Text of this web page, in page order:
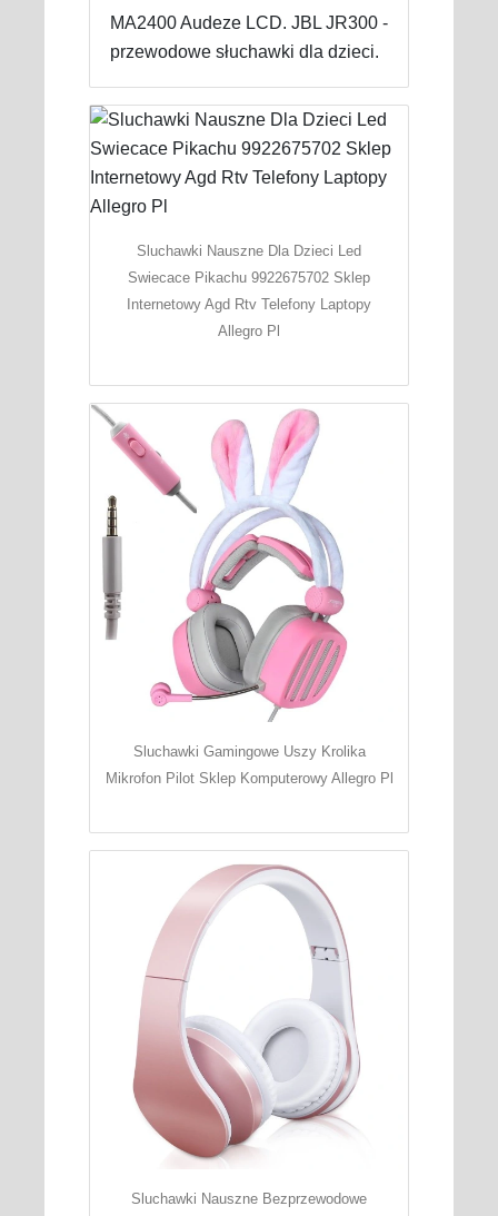
MA2400 Audeze LCD. JBL JR300 -
przewodowe słuchawki dla dzieci.
Sluchawki Nauszne Dla Dzieci Led
Swiecace Pikachu 9922675702 Sklep
Internetowy Agd Rtv Telefony Laptopy
Allegro Pl
Sluchawki Gamingowe Uszy Krolika
Mikrofon Pilot Sklep Komputerowy Allegro Pl
Sluchawki Nauszne Bezprzewodowe